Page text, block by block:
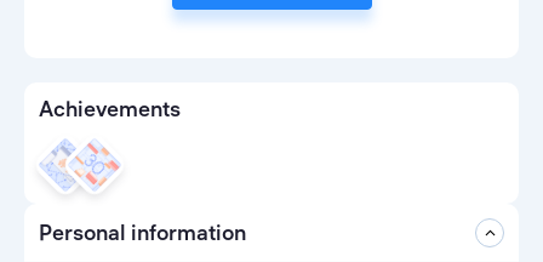
Achievements
Personal information